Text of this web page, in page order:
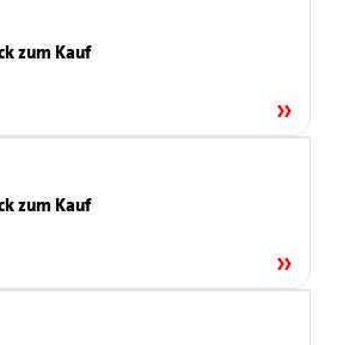
zum Kauf
zum Kauf